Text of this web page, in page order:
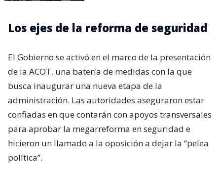
Los ejes de la reforma de seguridad
El Gobierno se activó en el marco de la presentación
de la ACOT, una batería de medidas con la que
busca inaugurar una nueva etapa de la
administración. Las autoridades aseguraron estar
confiadas en que contarán con apoyos transversales
para aprobar la megarreforma en seguridad e
hicieron un llamado a la oposición a dejar la “pelea
política”.